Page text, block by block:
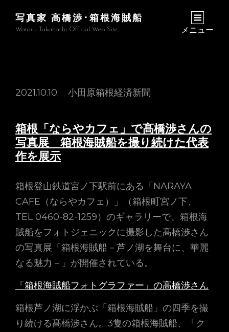
写真家 高橋渉･箱根海賊船
Wataru Takahashi Official Web Site メニュー
2021.10.10. 小田原箱根経済新聞
箱根「ならやカフェ」で髙橋渉さんの
写真展 箱根海賊船を撮り続けた代表
作を展示
箱根登山鉄道宮ノ下駅前にある「NARAYA
CAFE（ならやカフェ）」（箱根町宮ノ下、
TEL 0460-82-1259）のギャラリーで、箱根海
賊船をフォトジェニックに撮影した髙橋渉さん
の写真展「箱根海賊船－芦ノ湖を舞台に、華麗
なる魅力－」が開催されている。
「箱根海賊船フォトグラファー」の高橋渉さん
箱根芦ノ湖に浮かぶ「箱根海賊船」の四季を撮
り続ける髙橋渉さん。3隻の箱根海賊船、「ク